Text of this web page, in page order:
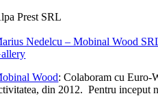
Prest SRL
Nedelcu – Mobinal Wood
Wood: Colaboram cu Euro-
din 2012. Pentru inceput